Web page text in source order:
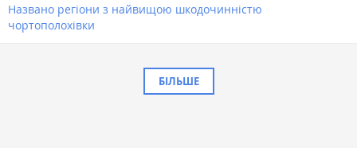
Названо регіони з найвищою шкодочинністю
чортополохівки
БІЛЬШЕ